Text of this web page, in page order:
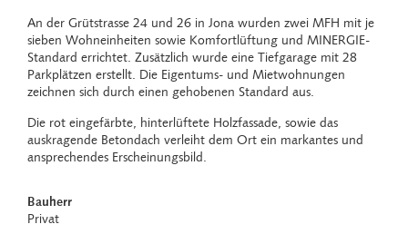
An der Grütstrasse 24 und 26 in Jona wurden zwei MFH mit je
sieben Wohneinheiten sowie Komfortlüftung und MINERGIE-
Standard errichtet. Zusätzlich wurde eine Tiefgarage mit 28
Parkplätzen erstellt. Die Eigentums- und Mietwohnungen
zeichnen sich durch einen gehobenen Standard aus.
Die rot eingefärbte, hinterlüftete Holzfassade, sowie das
auskragende Betondach verleiht dem Ort ein markantes und
ansprechendes Erscheinungsbild.
Bauherr
Privat